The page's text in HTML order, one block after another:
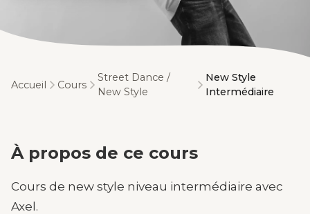
Accueil Cours
Street Dance /
New Style
New Style
Intermédiaire
À propos de ce cours
Cours de new style niveau intermédiaire avec
Axel.